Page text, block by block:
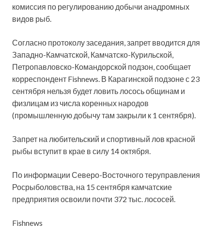
комиссия по регулированию добычи анадромных
видов рыб.
Согласно протоколу заседания, запрет вводится для
Западно-Камчатской, Камчатско-Курильской,
Петропавловско-Командорской подзон, сообщает
корреспондент Fishnews. В Карагинской подзоне с 23
сентября нельзя будет ловить лосось общинам и
физлицам из числа коренных народов
(промышленную добычу там закрыли к 1 сентября).
Запрет на любительский и спортивный лов красной
рыбы вступит в крае в силу 14 октября.
По информации Северо-Восточного теруправления
Росрыболовства, на 15 сентября камчатские
предприятия освоили почти 372 тыс. лососей.
Fishnews